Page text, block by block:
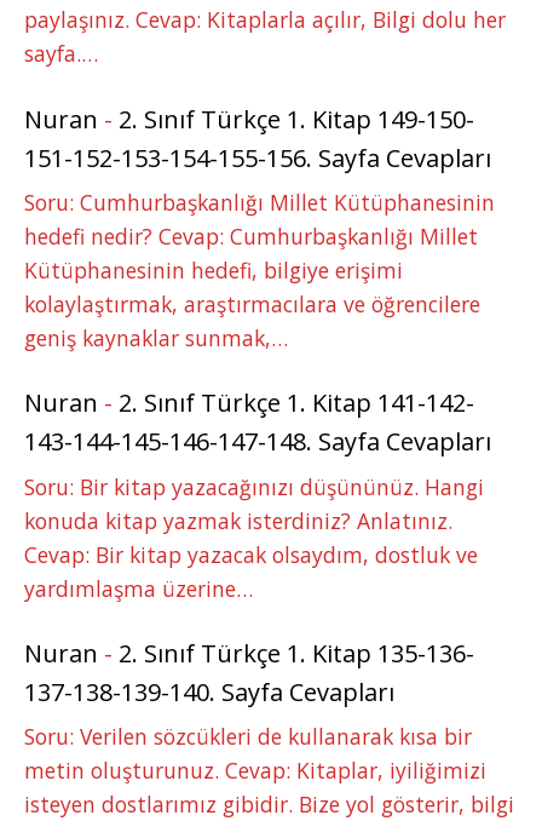
paylaşınız. Cevap: Kitaplarla açılır, Bilgi dolu her
sayfa.…
Nuran - 2. Sınıf Türkçe 1. Kitap 149-150-
151-152-153-154-155-156. Sayfa Cevapları
Soru: Cumhurbaşkanlığı Millet Kütüphanesinin
hedefi nedir? Cevap: Cumhurbaşkanlığı Millet
Kütüphanesinin hedefi, bilgiye erişimi
kolaylaştırmak, araştırmacılara ve öğrencilere
geniş kaynaklar sunmak,…
Nuran - 2. Sınıf Türkçe 1. Kitap 141-142-
143-144-145-146-147-148. Sayfa Cevapları
Soru: Bir kitap yazacağınızı düşününüz. Hangi
konuda kitap yazmak isterdiniz? Anlatınız.
Cevap: Bir kitap yazacak olsaydım, dostluk ve
yardımlaşma üzerine…
Nuran - 2. Sınıf Türkçe 1. Kitap 135-136-
137-138-139-140. Sayfa Cevapları
Soru: Verilen sözcükleri de kullanarak kısa bir
metin oluşturunuz. Cevap: Kitaplar, iyiliğimizi
isteyen dostlarımız gibidir. Bize yol gösterir, bilgi